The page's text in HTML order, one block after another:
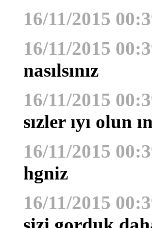
16/11/2015
16/11/2015
nasılsınız
16/11/2015
sızler ıyı olun
16/11/2015
hgniz
16/11/2015